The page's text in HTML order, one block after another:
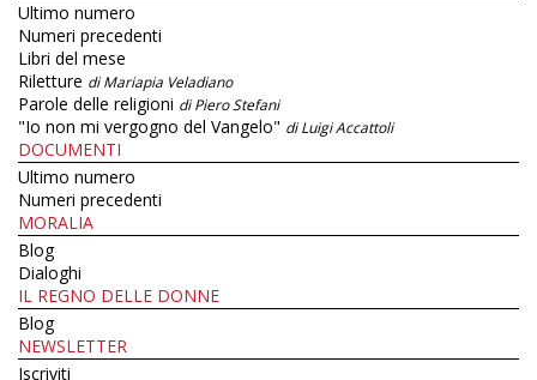
Ultimo numero
Numeri precedenti
Libri del mese
Riletture di Mariapia Veladiano
Parole delle religioni di Piero Stefani
"Io non mi vergogno del Vangelo" di Luigi Accattoli
DOCUMENTI
Ultimo numero
Numeri precedenti
MORALIA
Blog
Dialoghi
IL REGNO DELLE DONNE
Blog
NEWSLETTER
Iscriviti